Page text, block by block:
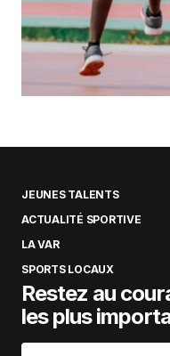
JEUNES TALENTS
ACTUALITÉ SPORTIVE
LA VAR
SPORTS LOCAUX
Restez au
les plus